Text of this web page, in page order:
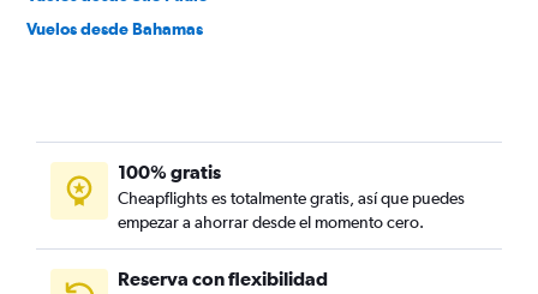
Vuelos desde Bahamas
100% gratis
Cheapflights es totalmente gratis, así que puedes
empezar a ahorrar desde el momento cero.
Reserva con flexibilidad